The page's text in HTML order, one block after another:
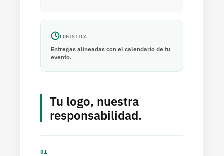
LOGÍSTICA
Entregas alineadas con el calendario de tu
evento.
Tu logo, nuestra
responsabilidad.
01